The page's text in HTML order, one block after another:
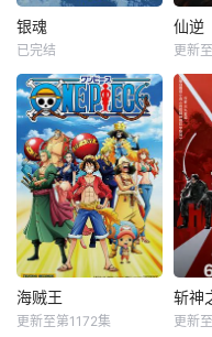
银魂
已完结
仙逆
更新
海贼王
更新至第1172集
斩神
更新